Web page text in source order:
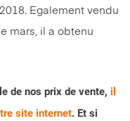
Egalement vendu
mars, il a obtenu
de nos prix de vente, il
site internet. Et si